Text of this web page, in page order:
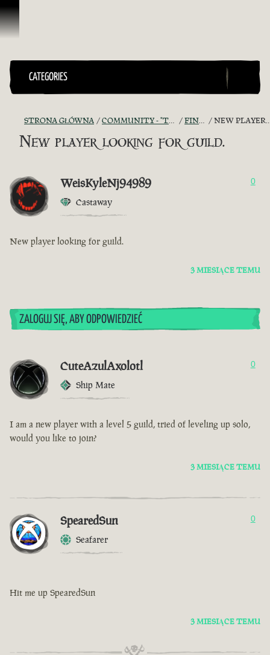
Przejdź do treści
CATEGORIES
STRONA GŁÓWNA COMMUNITY - "THE SHIPMATES' QUARTERS" FIND A CREW! NEW PLAYER LOOKING FOR GUILD.
New player looking for guild.
WeisKyleNj94989
Castaway
0
New player looking for guild.
3 MIESIĄCE TEMU
ZALOGUJ SIĘ, ABY ODPOWIEDZIEĆ
CuteAzulAxolotl
Ship Mate
0
I am a new player with a level 5 guild, tried of leveling up solo,
would you like to join?
3 MIESIĄCE TEMU
SpearedSun
Seafarer
0
Hit me up SpearedSun
3 MIESIĄCE TEMU